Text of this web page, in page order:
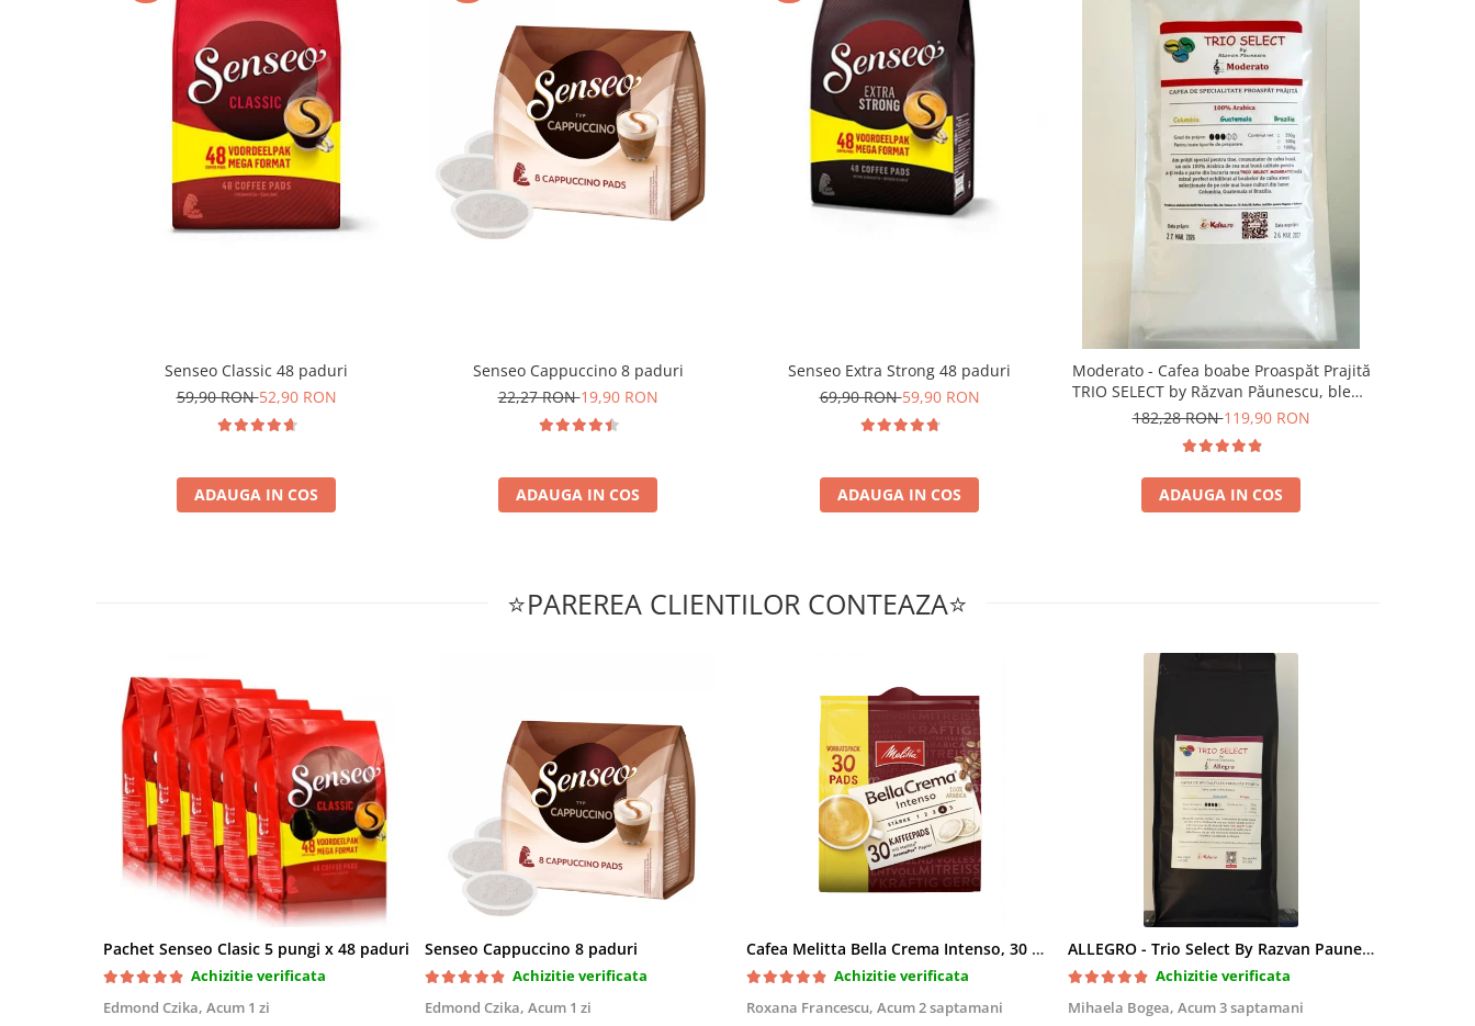
Senseo Classic 48 paduri
59,90 RON52,90 RON
ADAUGA IN COS
Senseo Cappuccino 8 paduri
22,27 RON19,90 RON
ADAUGA IN COS
Senseo Extra Strong 48 paduri
69,90 RON59,90 RON
ADAUGA IN COS
Moderato - Cafea boabe Proaspăt Prajită
TRIO SELECT by Răzvan Păunescu, blend
100% Arabica
182,28 RON119,90 RON
ADAUGA IN COS
⭐PAREREA CLIENTILOR CONTEAZA⭐
Pachet Senseo Clasic 5 pungi x 48 paduri
Achizitie verificata
Edmond Czika, Acum 1 zi
Senseo Cappuccino 8 paduri
Achizitie verificata
Edmond Czika, Acum 1 zi
Cafea Melitta Bella Crema Intenso, 30 paduri, compatibile Senseo
Achizitie verificata
Roxana Francescu, Acum 2 saptamani
ALLEGRO - Trio Select By Razvan Paunescu, 1 kg, 100% Arabica, (Columbia, Guatemala, Etiopia)
Achizitie verificata
Mihaela Bogea, Acum 3 saptamani